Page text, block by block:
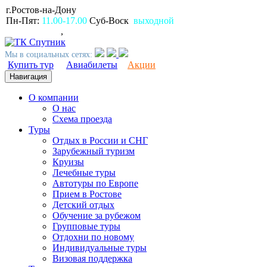
г.Ростов-на-Дону
Пн-Пят: 11.00-17.00 Суб-Воск выходной
,
Мы в социальных сетях:
Купить тур Авиабилеты Акции
Навигация
О компании
О нас
Схема проезда
Туры
Отдых в России и СНГ
Зарубежный туризм
Круизы
Лечебные туры
Автотуры по Европе
Прием в Ростове
Детский отдых
Обучение за рубежом
Групповые туры
Отдохни по новому
Индивидуальные туры
Визовая поддержка